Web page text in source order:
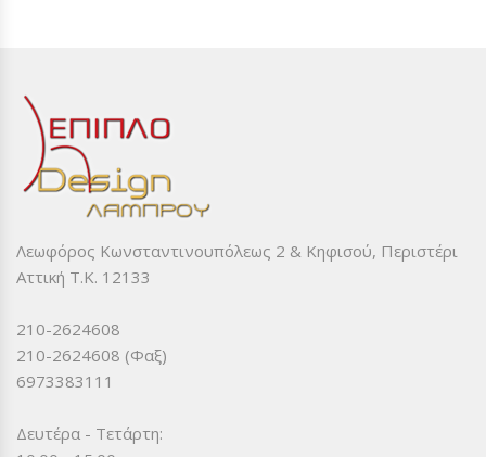
Λεωφόρος Κωνσταντινουπόλεως 2 & Κηφισού, Περιστέρι
Αττική Τ.Κ. 12133
210-2624608
210-2624608 (Φαξ)
6973383111
Δευτέρα - Τετάρτη: